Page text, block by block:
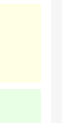
鰻 蒲焼 蒲焼き冷凍
33,000